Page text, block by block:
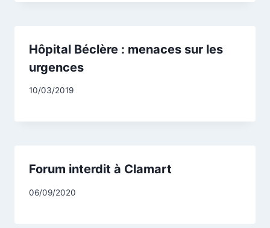
Hôpital Béclère : menaces sur les
urgences
Par
10/03/2019
Forum interdit à Clamart
Par
06/09/2020